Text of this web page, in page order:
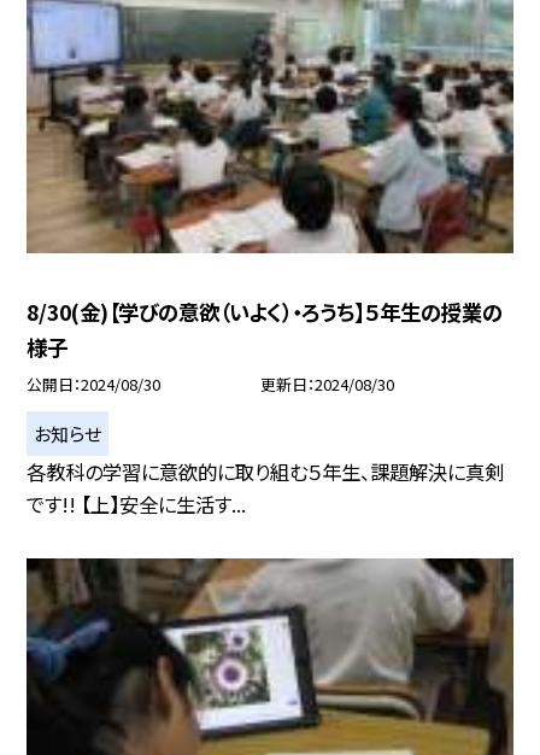
8/30(金)【学びの意欲（いよく）・ろうち】５年生の授業の
様子
公開日 2024/08/30 更新日 2024/08/30
お知らせ
各教科の学習に意欲的に取り組む５年生、課題解決に真剣
です!! 【上】安全に生活す...